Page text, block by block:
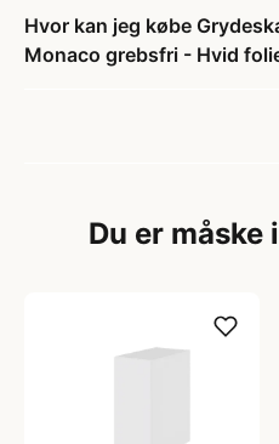
Hvor kan jeg købe
Monaco grebsfri - Hvid
Du er måske